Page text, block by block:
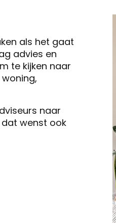
als het gaat
advies en
te kijken naar
naar
dat wenst ook